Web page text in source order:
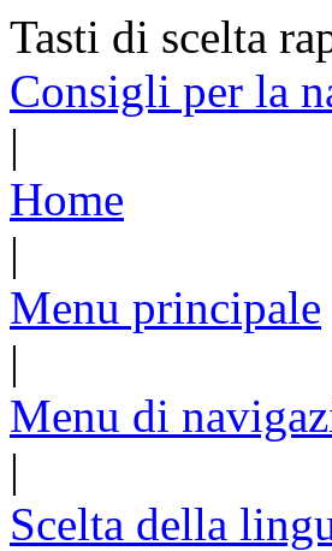
Tasti di scelta
Consigli per la
|
Home
|
Menu principale
|
Menu di
|
Scelta della